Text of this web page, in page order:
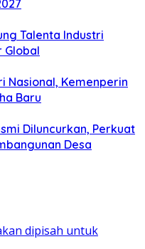
Talenta Industri
Global
Nasional, Kemenperin
Baru
Diluncurkan, Perkuat
Desa